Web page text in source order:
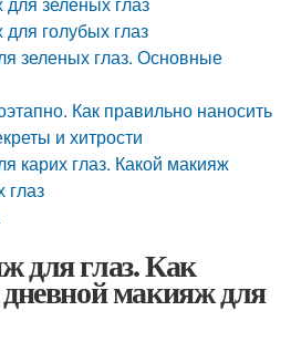
голубых глаз
зеленых глаз. Основные
Как правильно наносить
и хитрости
карих глаз. Какой макияж
глаз
для глаз. Как
дневной макияж для